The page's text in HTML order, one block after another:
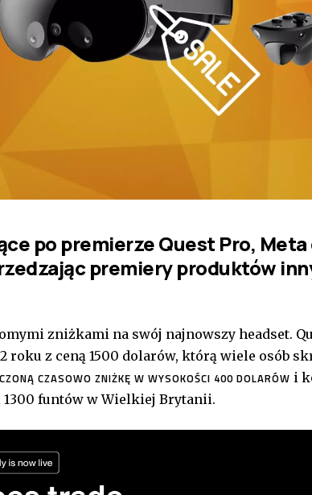
po premierze Quest Pro, Meta
premiery produktów
zniżkami na swój najnowszy headset.
roku z ceną 1500 dolarów, którą wiele osób
CZASOWO ZNIŻKĘ W WYSOKOŚCI 400 DOLARÓW i
1300 funtów w Wielkiej Brytanii.